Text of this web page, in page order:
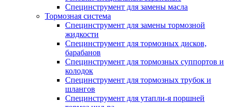
Специнструмент для замены масла
Тормозная система
Специнструмент для замены тормозной
жидкости
Специнструмент для тормозных дисков,
барабанов
Специнструмент для тормозных суппортов и
колодок
Специнструмент для тормозных трубок и
шлангов
Специнструмент для утапли-я поршней